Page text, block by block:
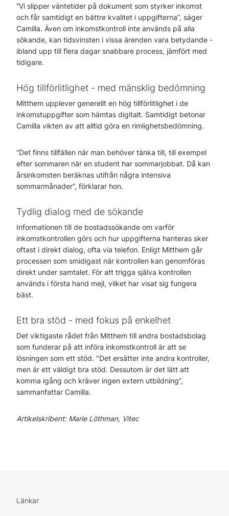
”Vi slipper väntetider på dokument som styrker inkomst
och får samtidigt en bättre kvalitet i uppgifterna”, säger
Camilla. Även om inkomstkontroll inte används på alla
sökande, kan tidsvinsten i vissa ärenden vara betydande -
ibland upp till flera dagar snabbare process, jämfört med
tidigare.
Hög tillförlitlighet - med mänsklig bedömning
Mitthem upplever generellt en hög tillförlitlighet i de
inkomstuppgifter som hämtas digitalt. Samtidigt betonar
Camilla vikten av att alltid göra en rimlighetsbedömning.
”Det finns tillfällen när man behöver tänka till, till exempel
efter sommaren när en student har sommarjobbat. Då kan
årsinkomsten beräknas utifrån några intensiva
sommarmånader”, förklarar hon.
Tydlig dialog med de sökande
Informationen till de bostadssökande om varför
inkomstkontrollen görs och hur uppgifterna hanteras sker
oftast i direkt dialog, ofta via telefon. Enligt Mitthem går
processen som smidigast när kontrollen kan genomföras
direkt under samtalet. För att trigga själva kontrollen
används i första hand mejl, vilket har visat sig fungera
bäst.
Ett bra stöd - med fokus på enkelhet
Det viktigaste rådet från Mitthem till andra bostadsbolag
som funderar på att införa inkomstkontroll är att se
lösningen som ett stöd. "Det ersätter inte andra kontroller,
men är ett väldigt bra stöd. Dessutom är det lätt att
komma igång och kräver ingen extern utbildning”,
sammanfattar Camilla.
Artikelskribent: Marie Löthman, Vitec
Länkar